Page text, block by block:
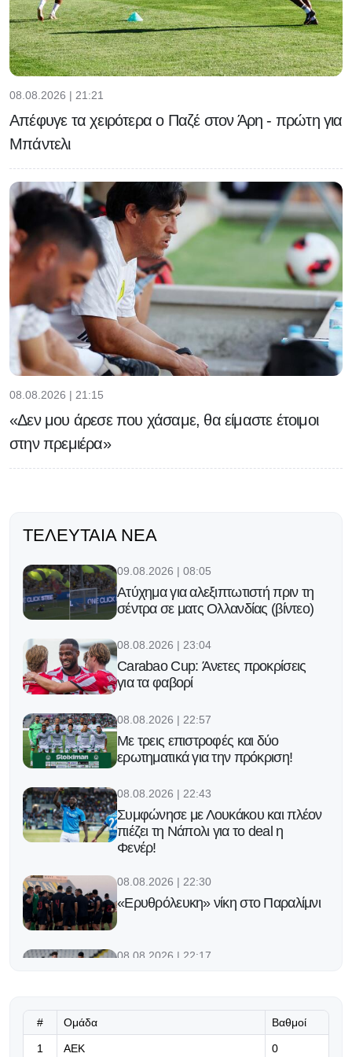
08.08.2026 | 21:21
Απέφυγε τα χειρότερα ο Παζέ στον Άρη - πρώτη για
Μπάντελι
08.08.2026 | 21:15
«Δεν μου άρεσε που χάσαμε, θα είμαστε έτοιμοι
στην πρεμιέρα»
ΤΕΛΕΥΤΑΊΑ ΝΈΑ
09.08.2026 | 08:05
Ατύχημα για αλεξιπτωτιστή πριν τη
σέντρα σε ματς Ολλανδίας (βίντεο)
08.08.2026 | 23:04
Carabao Cup: Άνετες προκρίσεις
για τα φαβορί
08.08.2026 | 22:57
Με τρεις επιστροφές και δύο
ερωτηματικά για την πρόκριση!
08.08.2026 | 22:43
Συμφώνησε με Λουκάκου και πλέον
πιέζει τη Νάπολι για το deal η
Φενέρ!
08.08.2026 | 22:30
«Ερυθρόλευκη» νίκη στο Παραλίμνι
08.08.2026 | 22:17
«Σημαντικό ν' αποκτήσουμε διάρκεια
# Ομάδα Βαθμοί
1 ΑΕΚ 0